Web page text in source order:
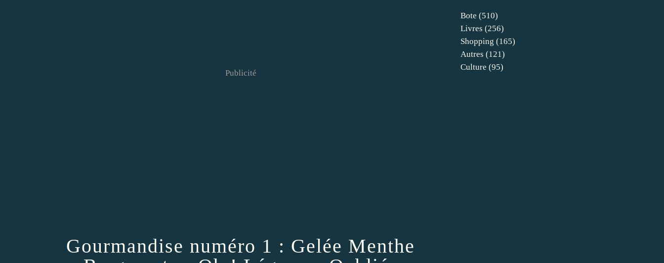
Publicité
Gourmandise numéro 1 : Gelée Menthe
Bote (510)
Livres (256)
Shopping (165)
Autres (121)
Culture (95)